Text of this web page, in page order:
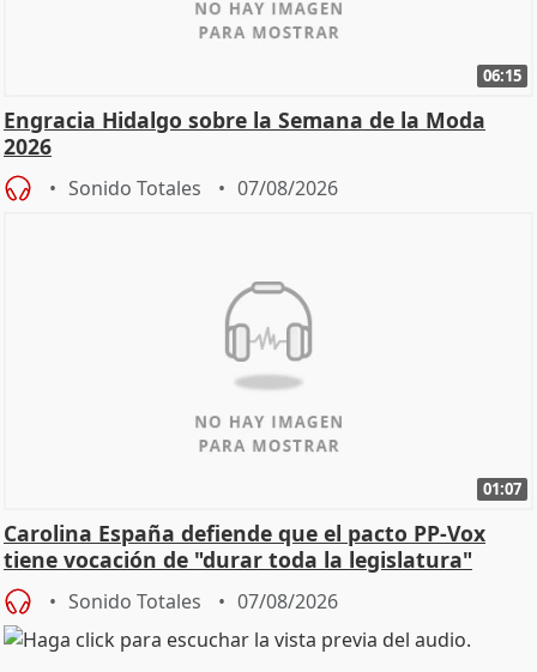
06:15
Engracia Hidalgo sobre la Semana de la Moda
2026
Sonido Totales 07/08/2026
01:07
Carolina España defiende que el pacto PP-Vox
tiene vocación de "durar toda la legislatura"
Sonido Totales 07/08/2026